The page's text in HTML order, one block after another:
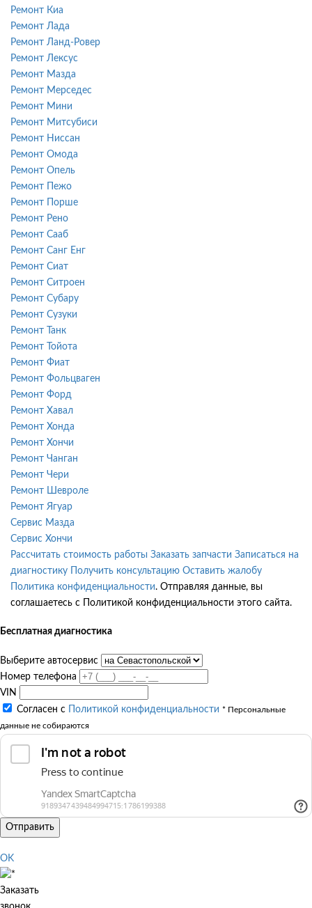
Ремонт Киа
Ремонт Лада
Ремонт Ланд-Ровер
Ремонт Лексус
Ремонт Мазда
Ремонт Мерседес
Ремонт Мини
Ремонт Митсубиси
Ремонт Ниссан
Ремонт Омода
Ремонт Опель
Ремонт Пежо
Ремонт Порше
Ремонт Рено
Ремонт Сааб
Ремонт Санг Енг
Ремонт Сиат
Ремонт Ситроен
Ремонт Субару
Ремонт Сузуки
Ремонт Танк
Ремонт Тойота
Ремонт Фиат
Ремонт Фольцваген
Ремонт Форд
Ремонт Хавал
Ремонт Хонда
Ремонт Хончи
Ремонт Чанган
Ремонт Чери
Ремонт Шевроле
Ремонт Ягуар
Сервис Мазда
Сервис Хончи
Рассчитать стоимость работы Заказать запчасти Записаться на
диагностику
Получить консультацию Оставить жалобу
Политика конфиденциальности. Отправляя данные, вы
соглашаетесь с Политикой конфиденциальности этого сайта.
Бесплатная диагностика
Выберите автосервис
Номер телефона
VIN
Согласен с
Политикой конфиденциальности * Персональные
данные не собираются
Отправить
OK
Заказать